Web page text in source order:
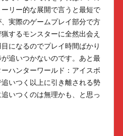
リー的な展開で言うと最短で
実際のゲームプレイ部分で方
するモンスターに全然出会え
になるのでプレイ時間ばかり
追いつかないのです。あと最
ハンターワールド：アイスボ
いつく以上に引き離される勢
いつくのは無理かも、と思っ